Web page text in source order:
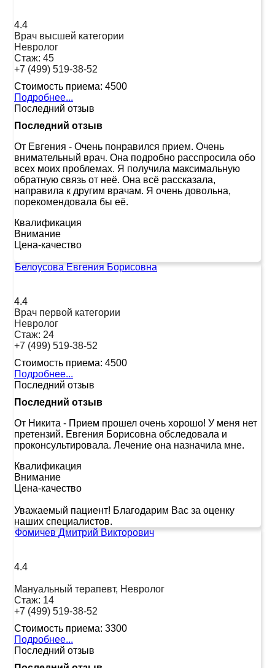
4.4
Врач высшей категории
Невролог
Стаж: 45
+7 (499) 519-38-52
Стоимость приема: 4500
Подробнее...
Последний отзыв
Последний отзыв
От Евгения - Очень понравился прием. Очень
внимательный врач. Она подробно расспросила обо
всех моих проблемах. Я получила максимальную
обратную связь от неё. Она всё рассказала,
направила к другим врачам. Я очень довольна,
порекомендовала бы её.
Квалификация
Внимание
Цена-качество
Белоусова Евгения Борисовна
4.4
Врач первой категории
Невролог
Стаж: 24
+7 (499) 519-38-52
Стоимость приема: 4500
Подробнее...
Последний отзыв
Последний отзыв
От Никита - Прием прошел очень хорошо! У меня нет
претензий. Евгения Борисовна обследовала и
проконсультировала. Лечение она назначила мне.
Квалификация
Внимание
Цена-качество
Уважаемый пациент! Благодарим Вас за оценку
наших специалистов.
Фомичев Дмитрий Викторович
4.4
Мануальный терапевт, Невролог
Стаж: 14
+7 (499) 519-38-52
Стоимость приема: 3300
Подробнее...
Последний отзыв